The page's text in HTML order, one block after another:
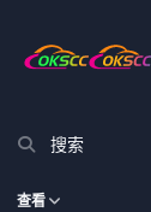
搜索
查看